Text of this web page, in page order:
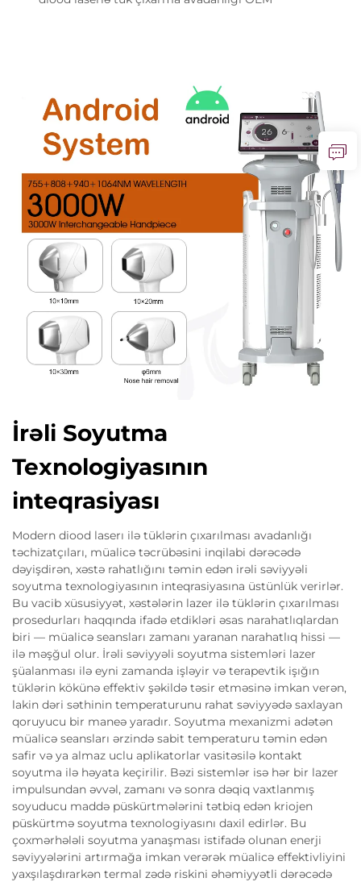
İrəli Soyutma
Texnologiyasının
inteqrasiyası
Modern diood laserı ilə tüklərin çıxarılması avadanlığı
təchizatçıları, müalicə təcrübəsini inqilabi dərəcədə
dəyişdirən, xəstə rahatlığını təmin edən irəli səviyyəli
soyutma texnologiyasının inteqrasiyasına üstünlük verirlər.
Bu vacib xüsusiyyət, xəstələrin lazer ilə tüklərin çıxarılması
prosedurları haqqında ifadə etdikləri əsas narahatlıqlardan
biri — müalicə seansları zamanı yaranan narahatlıq hissi —
ilə məşğul olur. İrəli səviyyəli soyutma sistemləri lazer
şüalanması ilə eyni zamanda işləyir və terapevtik işığın
tüklərin kökünə effektiv şəkildə təsir etməsinə imkan verən,
lakin dəri səthinin temperaturunu rahat səviyyədə saxlayan
qoruyucu bir maneə yaradır. Soyutma mexanizmi adətən
müalicə seansları ərzində sabit temperaturu təmin edən
safir və ya almaz uclu aplikatorlar vasitəsilə kontakt
soyutma ilə həyata keçirilir. Bəzi sistemlər isə hər bir lazer
impulsundan əvvəl, zamanı və sonra dəqiq vaxtlanmış
soyuducu maddə püskürtmələrini tətbiq edən kriojen
püskürtmə soyutma texnologiyasını daxil edirlər. Bu
çoxmərhələli soyutma yanaşması istifadə olunan enerji
səviyyələrini artırmağa imkan verərək müalicə effektivliyini
yaxşılaşdırarkən termal zədə riskini əhəmiyyətli dərəcədə